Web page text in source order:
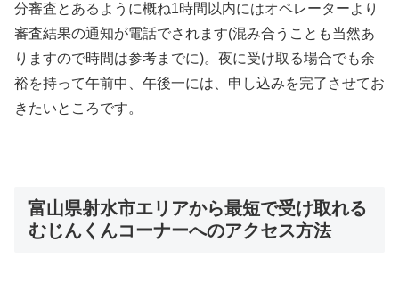
分審査とあるように概ね1時間以内にはオペレーターより
審査結果の通知が電話でされます(混み合うことも当然あ
りますので時間は参考までに)。夜に受け取る場合でも余
裕を持って午前中、午後一には、申し込みを完了させてお
きたいところです。
富山県射水市エリアから最短で受け取れる
むじんくんコーナーへのアクセス方法